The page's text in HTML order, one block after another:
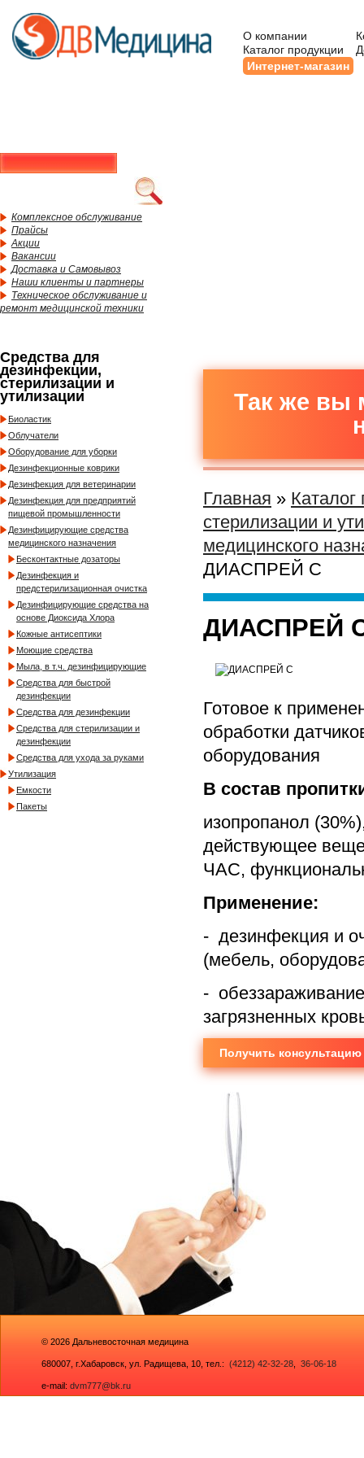
О компании
Каталог продукции
Интернет-магазин
Комплексное обслуживание
Прайсы
Акции
Вакансии
Доставка и Самовывоз
Наши клиенты и партнеры
Техническое обслуживание и
ремонт медицинской техники
Средства для
дезинфекции,
стерилизации и
утилизации
Биоластик
Облучатели
Оборудование для уборки
Дезинфекционные коврики
Дезинфекция для ветеринарии
Дезинфекция для предприятий
пищевой промышленности
Дезинфицирующие средства
медицинского назначения
Бесконтактные дозаторы
Дезинфекция и
предстерилизационная очистка
Дезинфицирующие средства на
основе Диоксида Хлора
Кожные антисептики
Моющие средства
Мыла, в т.ч. дезинфицирующие
Средства для быстрой
дезинфекции
Средства для дезинфекции
Средства для стерилизации и
дезинфекции
Средства для ухода за руками
Утилизация
Емкости
Пакеты
Так же вы
Главная » Каталог
стерилизации и
медицинского
ДИАСПРЕЙ С
ДИАСПРЕЙ
Готовое к
обработки
оборудования
В состав
изопропанол
действующее
ЧАС,
Применение:
- дезинфекция и
(мебель,
-
загрязненных
Получить консультацию
© 2026 Дальневосточная медицина
680007, г.Хабаровск, ул. Радищева, 10 , тел.: (4212) 42-32-28 36-06-18
e-mail: dvm777@bk.ru